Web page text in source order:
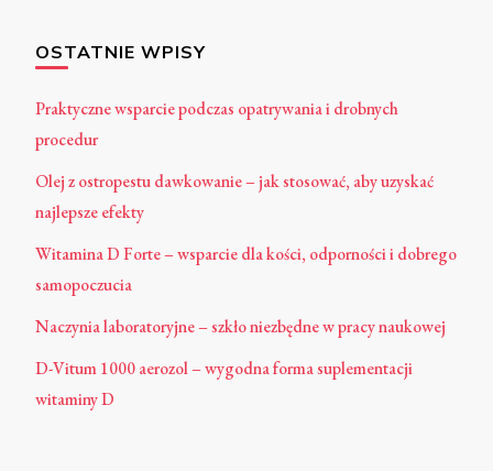
OSTATNIE WPISY
Praktyczne wsparcie podczas opatrywania i drobnych
procedur
Olej z ostropestu dawkowanie – jak stosować, aby uzyskać
najlepsze efekty
Witamina D Forte – wsparcie dla kości, odporności i dobrego
samopoczucia
Naczynia laboratoryjne – szkło niezbędne w pracy naukowej
D-Vitum 1000 aerozol – wygodna forma suplementacji
witaminy D